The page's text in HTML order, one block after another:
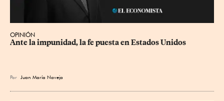
OPINIÓN
Ante la impunidad, la fe puesta en Estados Unidos
Por Juan María Naveja